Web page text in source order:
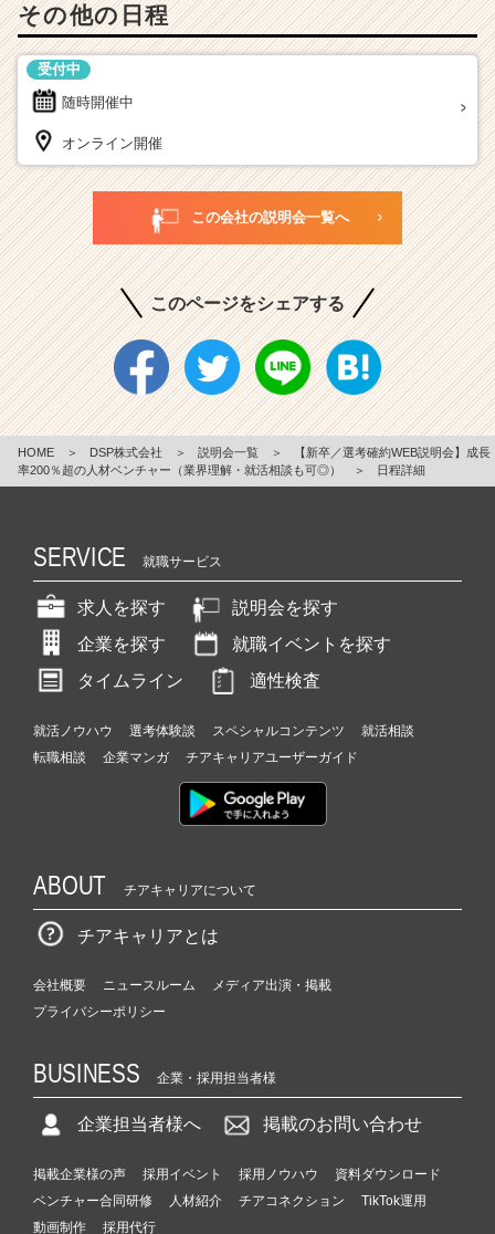
その他の日程
随時開催中
受付中
オンライン開催
この会社の説明会一覧へ
このページをシェアする
HOME ＞ DSP株式会社 ＞ 説明会一覧 ＞
【新卒／選考確約WEB説明会】成長
率200％超の人材ベンチャー（業界理解・就活相談も可◎）
＞ 日程詳細
SERVICE 就職サービス
求人を探す
説明会を探す
企業を探す
就職イベントを探す
タイムライン
適性検査
就活ノウハウ 選考体験談 スペシャルコンテンツ
就活相談
転職相談
企業マンガ チアキャリアユーザーガイド
ABOUT チアキャリアについて
チアキャリアとは
会社概要 ニュースルーム
メディア出演・掲載
プライバシーポリシー
BUSINESS 企業・採用担当者様
企業担当者様へ 掲載のお問い合わせ
掲載企業様の声 採用イベント 採用ノウハウ
資料ダウンロード
ベンチャー合同研修
人材紹介 チアコネクション
TikTok運用
動画制作
採用代行